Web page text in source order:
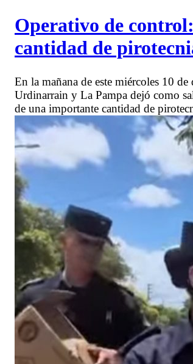
Operativo de
cantidad de
En la mañana de este miércoles 10
Urdinarrain y La Pampa dejó como
de una importante cantidad de